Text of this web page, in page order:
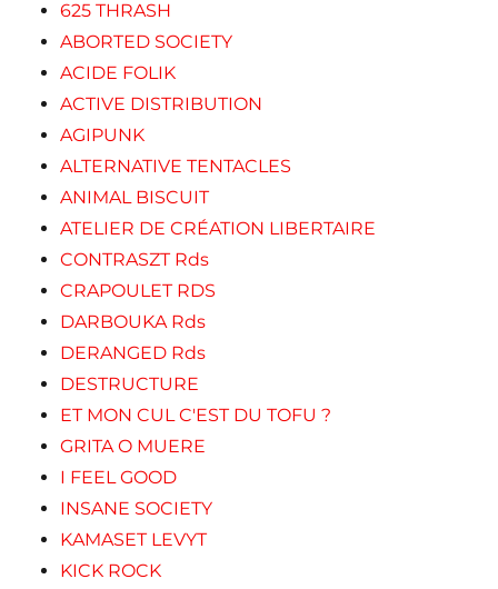
625 THRASH
ABORTED SOCIETY
ACIDE FOLIK
ACTIVE DISTRIBUTION
AGIPUNK
ALTERNATIVE TENTACLES
ANIMAL BISCUIT
ATELIER DE CRÉATION LIBERTAIRE
CONTRASZT Rds
CRAPOULET RDS
DARBOUKA Rds
DERANGED Rds
DESTRUCTURE
ET MON CUL C'EST DU TOFU ?
GRITA O MUERE
I FEEL GOOD
INSANE SOCIETY
KAMASET LEVYT
KICK ROCK